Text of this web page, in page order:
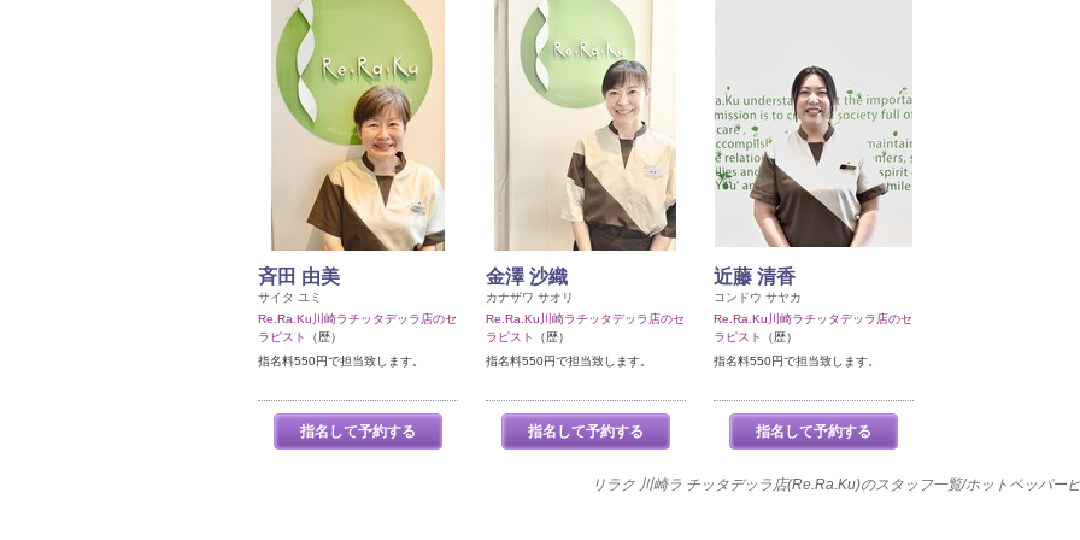
斉田 由美
サイタ ユミ
Re.Ra.Ku川崎ラチッタデッラ店のセ
ラピスト
（歴）
指名料550円で担当致します。
指名して予約する
金澤 沙織
カナザワ サオリ
Re.Ra.Ku川崎ラチッタデッラ店のセ
ラピスト
（歴）
指名料550円で担当致します。
指名して予約する
近藤 清香
コンドウ サヤカ
Re.Ra.Ku川崎ラチッタデッラ店のセ
ラピスト
（歴）
指名料550円で担当致します。
指名して予約する
リラク 川崎ラ チッタデッラ店(Re.Ra.Ku)のスタッフ一覧/ホットペッパー